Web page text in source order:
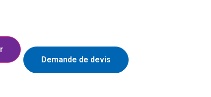
Demande de devis